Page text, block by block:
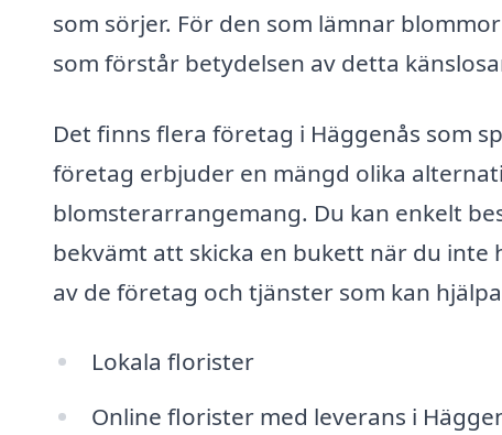
som sörjer. För den som lämnar
som förstår betydelsen av detta
Det finns flera företag i Häggenås som
företag erbjuder en mängd olika
blomsterarrangemang. Du kan enkelt
bekvämt att skicka en bukett när du inte
av de företag och tjänster som kan
Lokala florister
Online florister med leverans i